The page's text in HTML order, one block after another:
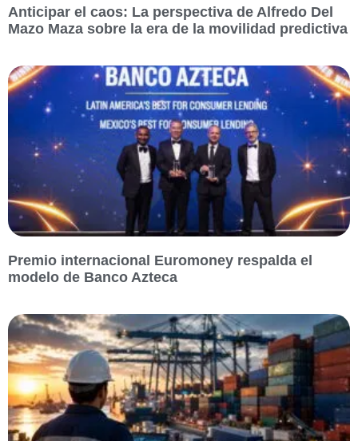
Anticipar el caos: La perspectiva de Alfredo Del
Mazo Maza sobre la era de la movilidad predictiva
Premio internacional Euromoney respalda el
modelo de Banco Azteca